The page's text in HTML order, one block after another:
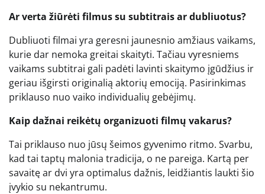
Ar verta žiūrėti filmus su subtitrais ar dubliuotus?
Dubliuoti filmai yra geresni jaunesnio amžiaus vaikams,
kurie dar nemoka greitai skaityti. Tačiau vyresniems
vaikams subtitrai gali padėti lavinti skaitymo įgūdžius ir
geriau išgirsti originalią aktorių emociją. Pasirinkimas
priklauso nuo vaiko individualių gebėjimų.
Kaip dažnai reikėtų organizuoti filmų vakarus?
Tai priklauso nuo jūsų šeimos gyvenimo ritmo. Svarbu,
kad tai taptų malonia tradicija, o ne pareiga. Kartą per
savaitę ar dvi yra optimalus dažnis, leidžiantis laukti šio
įvykio su nekantrumu.